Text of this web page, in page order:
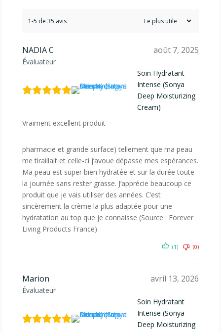
1-5 de 35 avis
NADIA C
Évaluateur
août 7, 2025
Soin Hydratant
Intense (Sonya
Deep Moisturizing
Cream)
Vraiment excellent produit
pharmacie et grande surface) tellement que ma peau
me tiraillait et celle-ci j’avoue dépasse mes espérances.
Ma peau est super bien hydratée et sur la durée toute
la journée sans rester grasse. J’apprécie beaucoup ce
produit que je vais utiliser des années. C’est
sincèrement la crème la plus adaptée pour une
hydratation au top que je connaisse (Source : Forever
Living Products France)
(1) (0)
Marion
Évaluateur
avril 13, 2026
Soin Hydratant
Intense (Sonya
Deep Moisturizing